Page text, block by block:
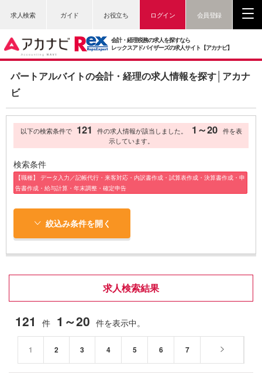
求人検索 ガイド お役立ち ログイン 会員登録
会計・経理税務の求人を探すなら
レックスアドバイザーズの求人サイト【アカナビ】
パートアルバイトの会計・経理の求人情報を探す│アカナ
ビ
以下の検索条件で 121 件の求人情報が該当しました。 1～20 件を表
示しています。
検索条件
【職種】 データ入力／記帳代行・来客対応・内訳書作成・試算表作成・決算書作成・申
告書作成・給与計算・年末調整・確定申告
絞込み条件を開く
求人検索結果
121 件 1～20 件を表示中。
1 2 3 4 5 6 7